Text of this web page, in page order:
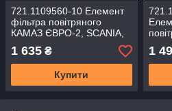
721.1109560-10 Елемент
фільтра повітряного
КАМАЗ ЄВРО-2, SCANIA,
1225
1 635 ₴
Купити
1